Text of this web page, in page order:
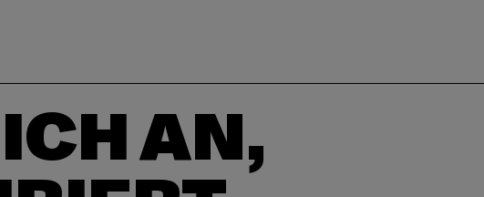
AN,